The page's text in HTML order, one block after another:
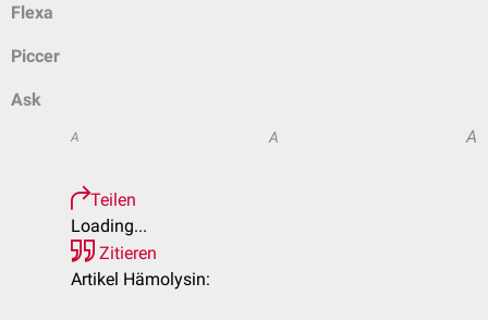
Flexa
Piccer
Ask
A A A
Teilen
Loading...
Zitieren
Artikel Hämolysin: